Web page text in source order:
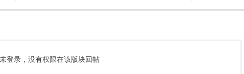
登录，没有权限在该版块回帖